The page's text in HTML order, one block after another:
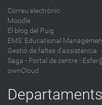
Correu electrònic
Moodle
El blog del Puig
EMS: Educational
Gestió de faltes d'assistència
Saga - Portal de centre -
ownCloud